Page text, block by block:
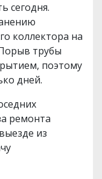
сегодня.
коллектора на
трубы
поэтому
дней.
ремонта
из